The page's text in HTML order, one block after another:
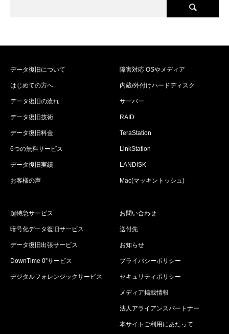
データ復旧について
はじめての方へ
データ復旧の流れ
データ復旧技術
データ復旧料金
6つの無料サービス
データ復旧実績
お客様の声
障害対応 OSやメディア
内蔵/外付けハードディスク
サーバー
RAID
TeraStation
LinkStation
LANDISK
Mac(マッキントッシュ)
超特急サービス
暗号化データ復旧サービス
データ復旧出張サービス
DownTime 0”サービス
デジタルフォレンジックサービス
お問い合わせ
送付先
お知らせ
プライバシーポリシー
セキュリティポリシー
メディア掲載情報
法人アライアンスパートナー
本サイトご利用にあたって